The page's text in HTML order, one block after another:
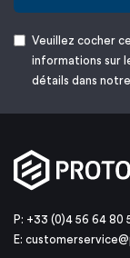
Veuillez cocher
informations sur
détails dans notre
P: +33 (0)4 56 64 80
E: